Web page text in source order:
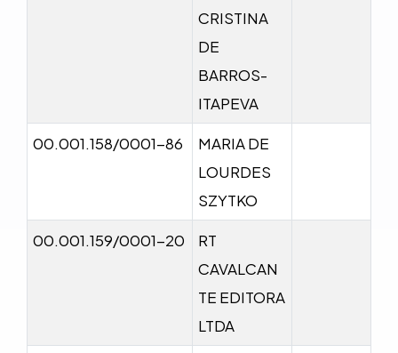
CRISTINA
DE
BARROS-
ITAPEVA
00.001.158/0001-86
MARIA DE
LOURDES
SZYTKO
00.001.159/0001-20
RT
CAVALCAN
TE EDITORA
LTDA